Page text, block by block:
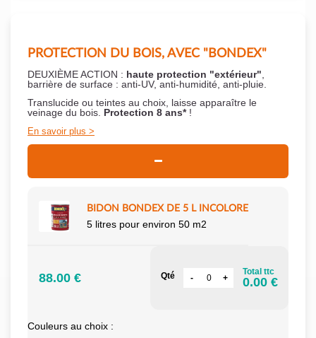
PROTECTION DU BOIS, AVEC "BONDEX"
DEUXIÈME ACTION : haute protection "extérieur"
barrière de surface : anti-UV, anti-humidité, anti-pluie.
Translucide ou teintes au choix, laisse apparaître le
veinage du bois. Protection 8 ans*!
En savoir plus
BIDON BONDEX DE 5 L INCOLORE
5 litres pour environ 50 m2
88.00 € Qté Total ttc
0.00 €
Couleurs au choix :